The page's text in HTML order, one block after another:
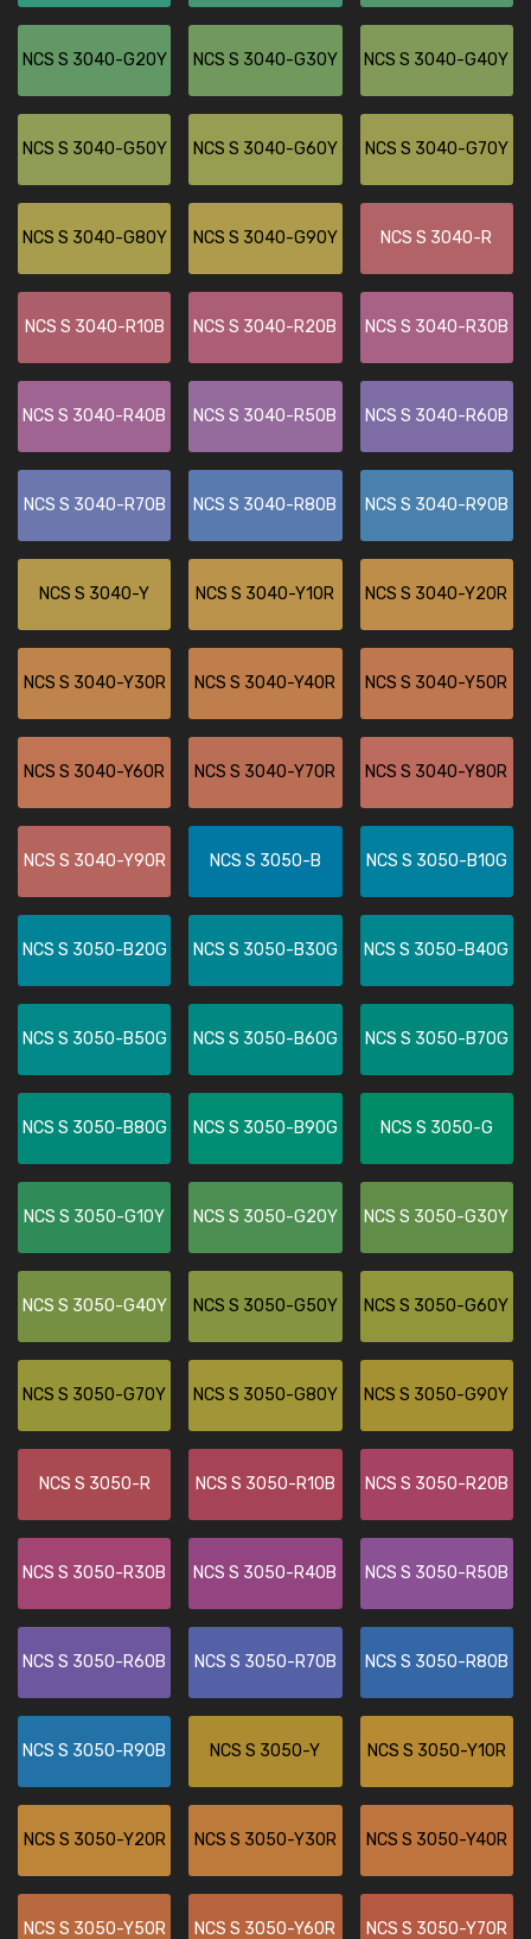
NCS S 3040-G20Y NCS S 3040-G30Y NCS S 3040-G40Y
NCS S 3040-G50Y NCS S 3040-G60Y NCS S 3040-G70Y
NCS S 3040-G80Y NCS S 3040-G90Y NCS S 3040-R
NCS S 3040-R10B NCS S 3040-R20B NCS S 3040-R30B
NCS S 3040-R40B NCS S 3040-R50B NCS S 3040-R60B
NCS S 3040-R70B NCS S 3040-R80B NCS S 3040-R90B
NCS S 3040-Y NCS S 3040-Y10R NCS S 3040-Y20R
NCS S 3040-Y30R NCS S 3040-Y40R NCS S 3040-Y50R
NCS S 3040-Y60R NCS S 3040-Y70R NCS S 3040-Y80R
NCS S 3040-Y90R NCS S 3050-B NCS S 3050-B10G
NCS S 3050-B20G NCS S 3050-B30G NCS S 3050-B40G
NCS S 3050-B50G NCS S 3050-B60G NCS S 3050-B70G
NCS S 3050-B80G NCS S 3050-B90G NCS S 3050-G
NCS S 3050-G10Y NCS S 3050-G20Y NCS S 3050-G30Y
NCS S 3050-G40Y NCS S 3050-G50Y NCS S 3050-G60Y
NCS S 3050-G70Y NCS S 3050-G80Y NCS S 3050-G90Y
NCS S 3050-R NCS S 3050-R10B NCS S 3050-R20B
NCS S 3050-R30B NCS S 3050-R40B NCS S 3050-R50B
NCS S 3050-R60B NCS S 3050-R70B NCS S 3050-R80B
NCS S 3050-R90B NCS S 3050-Y NCS S 3050-Y10R
NCS S 3050-Y20R NCS S 3050-Y30R NCS S 3050-Y40R
NCS S 3050-Y50R NCS S 3050-Y60R NCS S 3050-Y70R